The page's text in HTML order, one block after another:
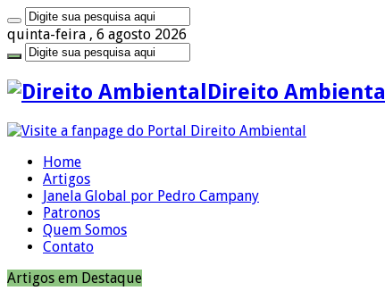
quinta-feira , 6 agosto 2026
Direito Ambiental
Home
Artigos
Janela Global por Pedro Campany
Patronos
Quem Somos
Contato
Artigos em Destaque